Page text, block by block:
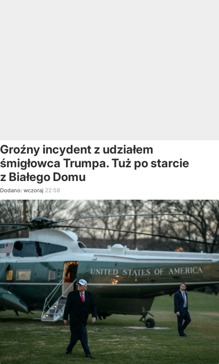
Groźny incydent z udziałem
śmigłowca Trumpa. Tuż po starcie
z Białego Domu
Dodano: wczoraj 22:58